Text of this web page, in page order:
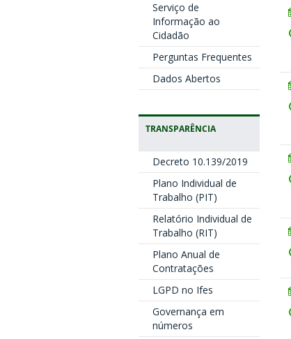
Serviço de
Informação ao
Cidadão
Perguntas Frequentes
Dados Abertos
TRANSPARÊNCIA
Decreto 10.139/2019
Plano Individual de
Trabalho (PIT)
Relatório Individual de
Trabalho (RIT)
Plano Anual de
Contratações
LGPD no Ifes
Governança em
números